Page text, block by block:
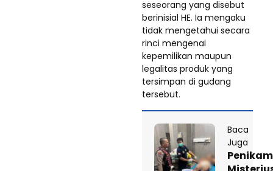
seseorang yang disebut
berinisial HE. Ia mengaku
tidak mengetahui secara
rinci mengenai
kepemilikan maupun
legalitas produk yang
tersimpan di gudang
tersebut.
Baca
Juga